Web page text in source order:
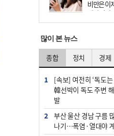
비만은 이
제가 아
하고 치료
많이 본 뉴스
종합 정치 경제
1
[속보] 여전히 ‘독도
韓선박이 독도 주변
발
2
부산 울산 경남 구름
나기…폭염·열대야